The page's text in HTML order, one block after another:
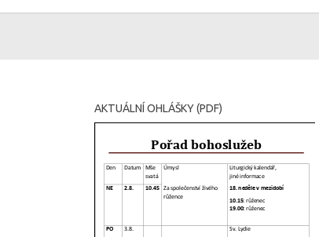
AKTUÁLNÍ OHLÁŠKY (PDF)